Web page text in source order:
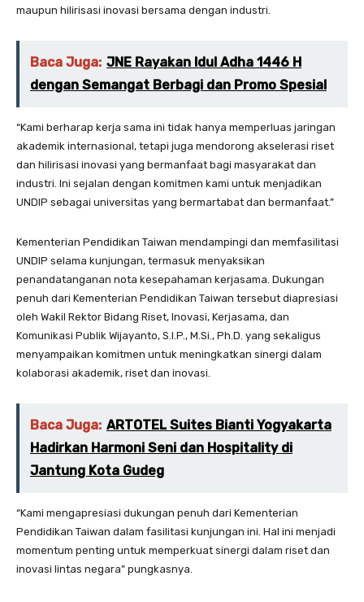
maupun hilirisasi inovasi bersama dengan industri.
Baca Juga: JNE Rayakan Idul Adha 1446 H
dengan Semangat Berbagi dan Promo Spesial
“Kami berharap kerja sama ini tidak hanya memperluas jaringan
akademik internasional, tetapi juga mendorong akselerasi riset
dan hilirisasi inovasi yang bermanfaat bagi masyarakat dan
industri. Ini sejalan dengan komitmen kami untuk menjadikan
UNDIP sebagai universitas yang bermartabat dan bermanfaat.”
Kementerian Pendidikan Taiwan mendampingi dan memfasilitasi
UNDIP selama kunjungan, termasuk menyaksikan
penandatanganan nota kesepahaman kerjasama. Dukungan
penuh dari Kementerian Pendidikan Taiwan tersebut diapresiasi
oleh Wakil Rektor Bidang Riset, Inovasi, Kerjasama, dan
Komunikasi Publik Wijayanto, S.I.P., M.Si., Ph.D. yang sekaligus
menyampaikan komitmen untuk meningkatkan sinergi dalam
kolaborasi akademik, riset dan inovasi.
Baca Juga: ARTOTEL Suites Bianti Yogyakarta
Hadirkan Harmoni Seni dan Hospitality di
Jantung Kota Gudeg
“Kami mengapresiasi dukungan penuh dari Kementerian
Pendidikan Taiwan dalam fasilitasi kunjungan ini. Hal ini menjadi
momentum penting untuk memperkuat sinergi dalam riset dan
inovasi lintas negara” pungkasnya.